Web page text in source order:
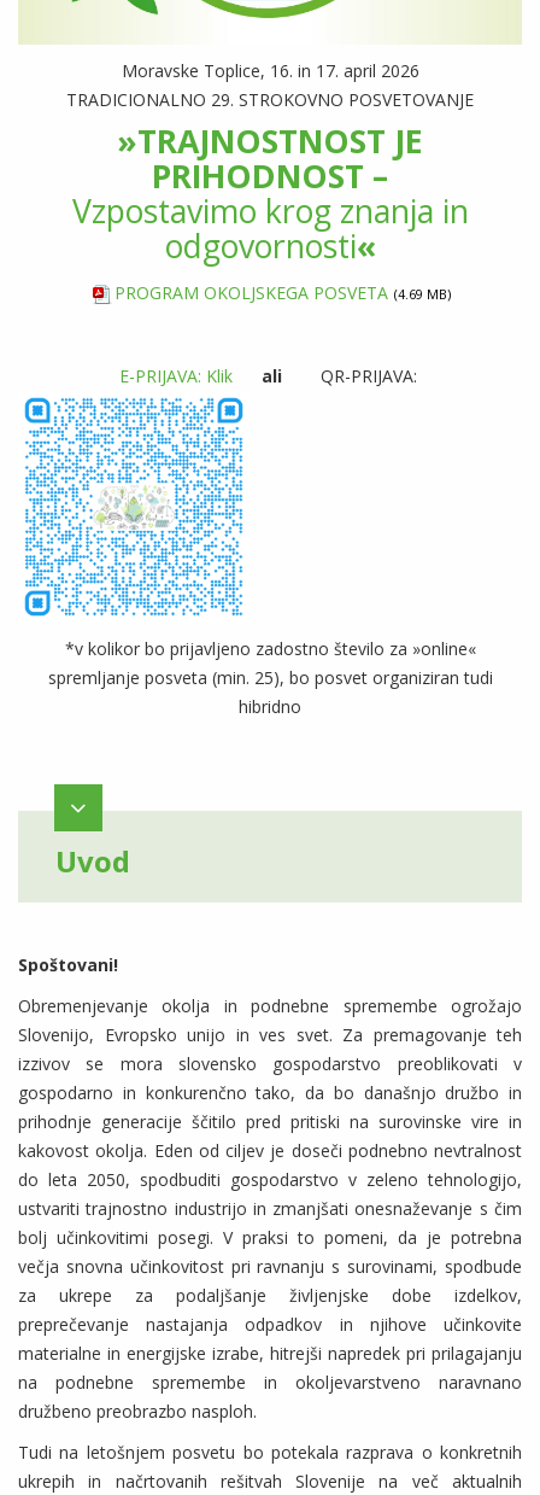
Moravske Toplice, 16. in 17. april 2026
TRADICIONALNO 29. STROKOVNO POSVETOVANJE
»TRAJNOSTNOST JE
PRIHODNOST –
Vzpostavimo krog znanja in
odgovornosti«
PROGRAM OKOLJSKEGA POSVETA 4.69 MB
E-PRIJAVA: Klik aliQR-PRIJAVA:
*v kolikor bo prijavljeno zadostno število za »online«
spremljanje posveta (min. 25), bo posvet organiziran tudi
hibridno
Uvod
Spoštovani!
Obremenjevanje okolja in podnebne spremembe ogrožajo
Slovenijo, Evropsko unijo in ves svet. Za premagovanje teh
izzivov se mora slovensko gospodarstvo preoblikovati v
gospodarno in konkurenčno tako, da bo današnjo družbo in
prihodnje generacije ščitilo pred pritiski na surovinske vire in
kakovost okolja. Eden od ciljev je doseči podnebno nevtralnost
do leta 2050, spodbuditi gospodarstvo v zeleno tehnologijo,
ustvariti trajnostno industrijo in zmanjšati onesnaževanje s čim
bolj učinkovitimi posegi. V praksi to pomeni, da je potrebna
večja snovna učinkovitost pri ravnanju s surovinami, spodbude
za ukrepe za podaljšanje življenjske dobe izdelkov,
preprečevanje nastajanja odpadkov in njihove učinkovite
materialne in energijske izrabe, hitrejši napredek pri prilagajanju
na podnebne spremembe in okoljevarstveno naravnano
družbeno preobrazbo nasploh.
Tudi na letošnjem posvetu bo potekala razprava o konkretnih
ukrepih in načrtovanih rešitvah Slovenije na več aktualnih